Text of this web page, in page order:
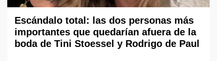
Escándalo total: las dos personas más
importantes que quedarían afuera de la
boda de Tini Stoessel y Rodrigo de Paul